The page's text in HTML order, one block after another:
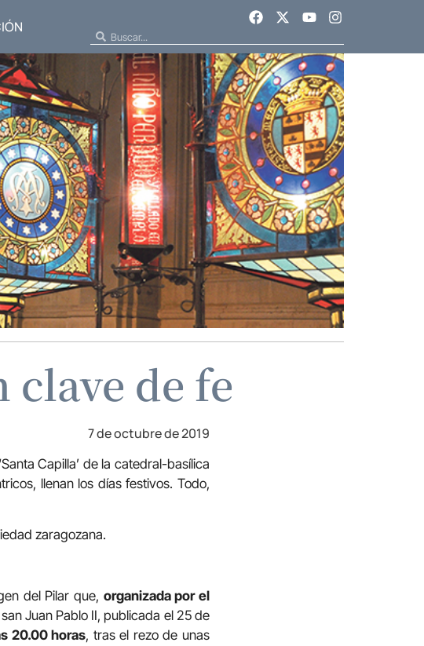
clave de fe
7 de octubre de 2019
Capilla’ de la catedral-basílica
llenan los días festivos. Todo,
zaragozana.
del Pilar que, organizada por el
Juan Pablo II, publicada el 25 de
20.00 horas, tras el rezo de unas